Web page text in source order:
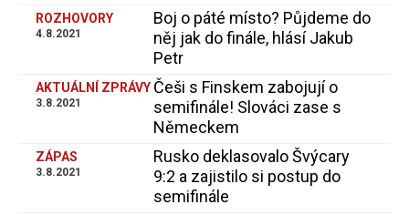
ROZHOVORY
4.8.2021
Boj o páté místo? Půjdeme do
něj jak do finále, hlásí Jakub
Petr
AKTUÁLNÍ ZPRÁVY
3.8.2021
Češi s Finskem zabojují o
semifinále! Slováci zase s
Německem
ZÁPAS
3.8.2021
Rusko deklasovalo Švýcary
9:2 a zajistilo si postup do
semifinále